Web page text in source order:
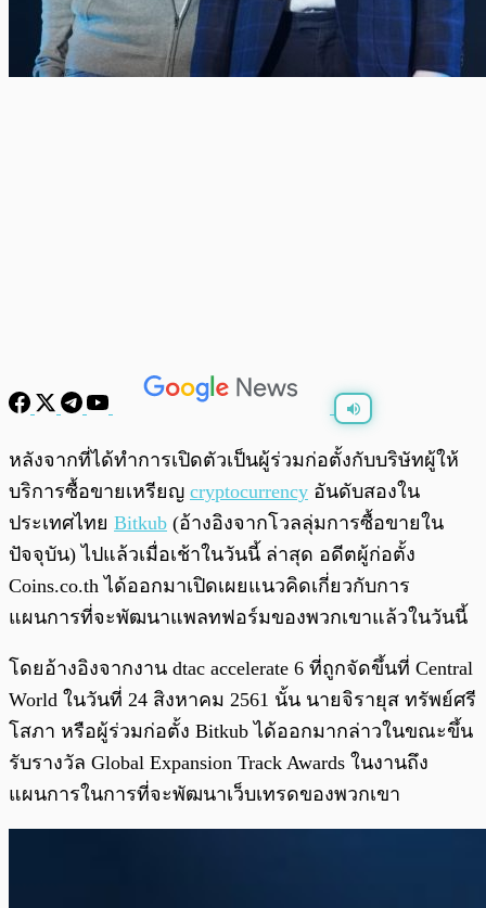
พร้อมเล่น 0:00/ 0:00
หลังจากที่ได้ทำการเปิดตัวเป็นผู้ร่วมก่อตั้งกับบริษัทผู้ให้
บริการซื้อขายเหรียญ cryptocurrency อันดับสองใน
ประเทศไทย Bitkub (อ้างอิงจากโวลลุ่มการซื้อขายใน
ปัจจุบัน) ไปแล้วเมื่อเช้าในวันนี้ ล่าสุด อดีตผู้ก่อตั้ง
Coins.co.th ได้ออกมาเปิดเผยแนวคิดเกี่ยวกับการ
แผนการที่จะพัฒนาแพลทฟอร์มของพวกเขาแล้วในวันนี้
โดยอ้างอิงจากงาน dtac accelerate 6 ที่ถูกจัดขึ้นที่ Central
World ในวันที่ 24 สิงหาคม 2561 นั้น นายจิรายุส ทรัพย์ศรี
โสภา หรือผู้ร่วมก่อตั้ง Bitkub ได้ออกมากล่าวในขณะขึ้น
รับรางวัล Global Expansion Track Awards ในงานถึง
แผนการในการที่จะพัฒนาเว็บเทรดของพวกเขา